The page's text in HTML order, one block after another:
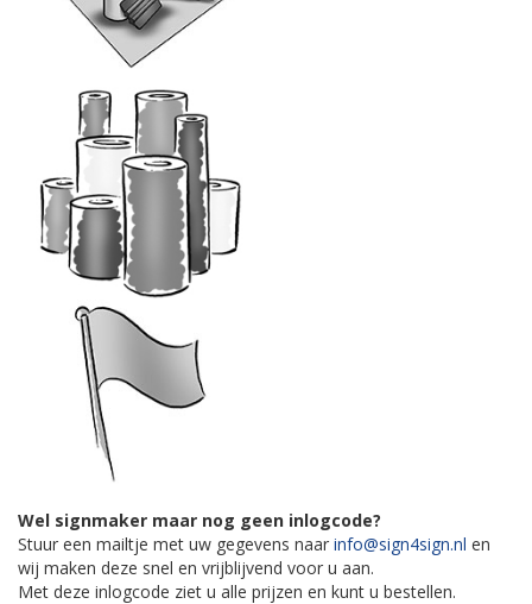
Wel signmaker maar nog geen inlogcode?
Stuur een mailtje met uw gegevens naar info@sign4sign.nl en
wij maken deze snel en vrijblijvend voor u aan.
Met deze inlogcode ziet u alle prijzen en kunt u bestellen.